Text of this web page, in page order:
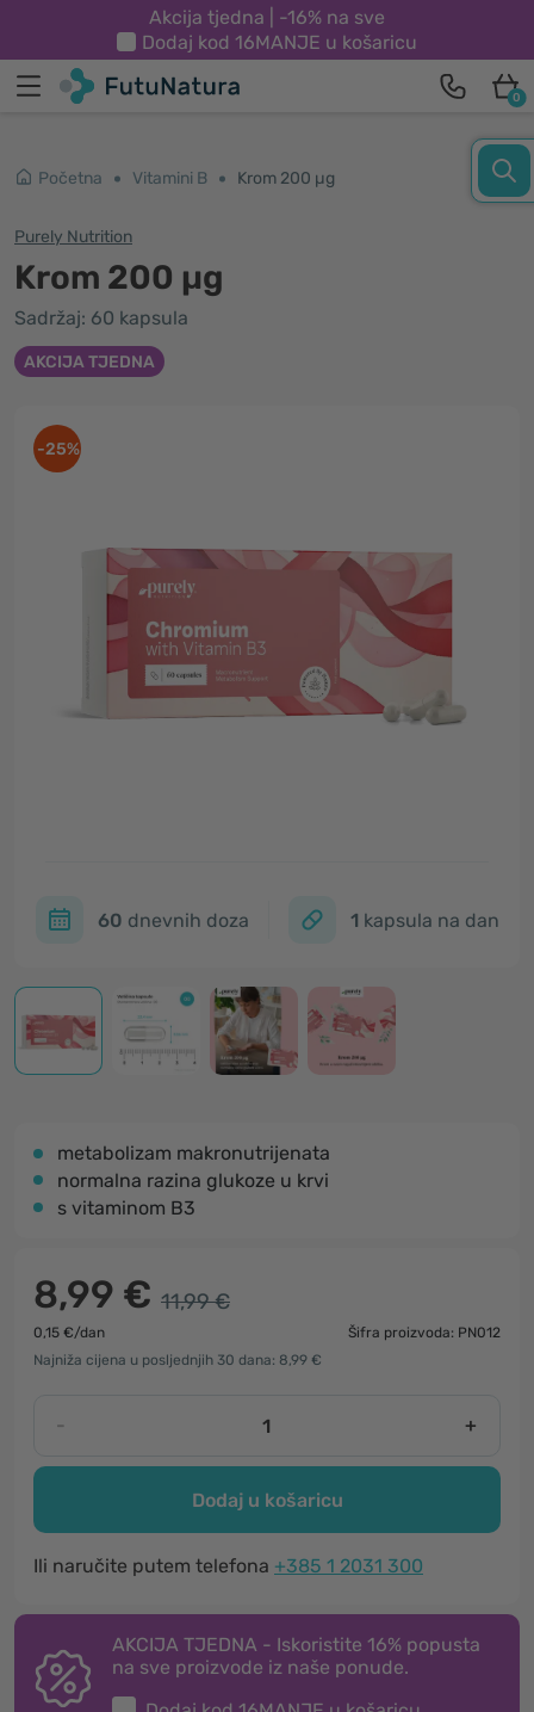
Akcija tjedna | -16% na sve
Dodaj kod 16MANJE u košaricu
0
Početna Vitamini B Krom 200 µg
Purely Nutrition
Krom 200 µg
Sadržaj: 60 kapsula
AKCIJA TJEDNA
-25%
60 dnevnih doza 1 kapsula na dan
metabolizam makronutrijenata
normalna razina glukoze u krvi
s vitaminom B3
8,99 € 11,99 €
0,15 €/dan
Šifra proizvoda: PN012
Najniža cijena u posljednjih 30 dana: 8,99 €
- +
Dodaj u košaricu
Ili naručite putem telefona +385 1 2031 300
AKCIJA TJEDNA - Iskoristite 16% popusta
na sve proizvode iz naše ponude.